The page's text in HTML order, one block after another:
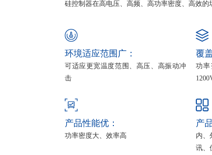
硅控制器在高电压、高频、高功率密度、高效的
环境适应范围广：
可适应更宽温度范围、高压、高振动冲
击
覆
功率
产品性能优：
功率密度大、效率高
产
内、
讯、